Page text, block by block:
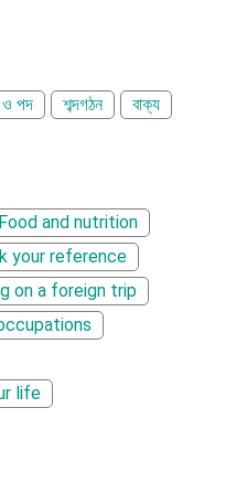
ও পদ শব্দগঠন
বাক্য
Food and nutrition
your reference
on a foreign trip
life